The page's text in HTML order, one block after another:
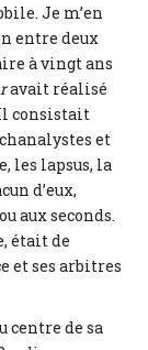
Je m’en
entre deux
à vingt ans
avait réalisé
consistait
et
les lapsus, la
d’eux,
aux seconds.
était de
et ses arbitres
centre de sa